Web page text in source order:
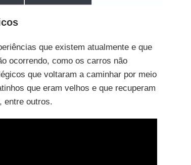
que existem atualmente e que
ocorrendo, como os carros não
que voltaram a caminhar por meio
que eram velhos e que recuperam
entre outros.